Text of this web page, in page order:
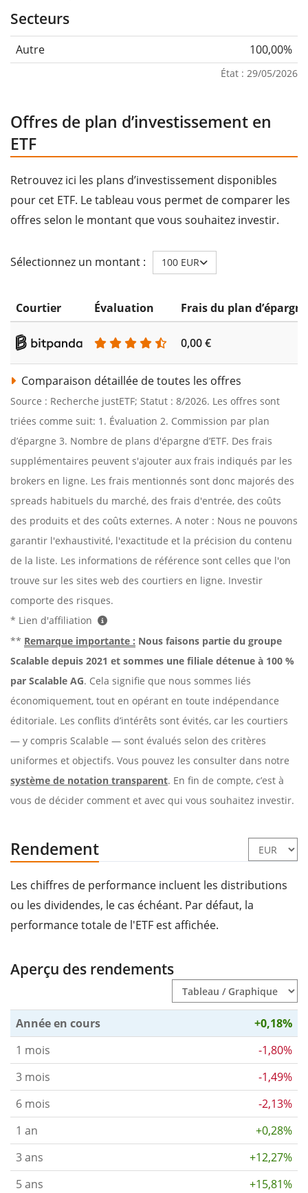
Secteurs
Autre 100,00%
État : 29/05/2026
Offres de plan d’investissement en
ETF
Retrouvez ici les plans d’investissement disponibles
pour cet ETF. Le tableau vous permet de comparer les
offres selon le montant que vous souhaitez investir.
Sélectionnez un montant : 100 EUR
Courtier Évaluation Frais du plan d’épargne
0,00 €
Comparaison détaillée de toutes les offres
Source : Recherche justETF; Statut : 8/2026. Les offres sont
triées comme suit: 1. Évaluation 2. Commission par plan
d’épargne 3. Nombre de plans d'épargne d’ETF. Des frais
supplémentaires peuvent s'ajouter aux frais indiqués par les
brokers en ligne. Les frais mentionnés sont donc majorés des
spreads habituels du marché, des frais d'entrée, des coûts
des produits et des coûts externes. A noter : Nous ne pouvons
garantir l'exhaustivité, l'exactitude et la précision du contenu
de la liste. Les informations de référence sont celles que l'on
trouve sur les sites web des courtiers en ligne. Investir
comporte des risques.
* Lien d'affiliation
** Remarque importante : Nous faisons partie du groupe
Scalable depuis 2021 et sommes une filiale détenue à 100 %
par Scalable AG. Cela signifie que nous sommes liés
économiquement, tout en opérant en toute indépendance
éditoriale. Les conflits d’intérêts sont évités, car les courtiers
— y compris Scalable — sont évalués selon des critères
uniformes et objectifs. Vous pouvez les consulter dans notre
système de notation transparent. En fin de compte, c’est à
vous de décider comment et avec qui vous souhaitez investir.
Rendement
Les chiffres de performance incluent les distributions
ou les dividendes, le cas échéant. Par défaut, la
performance totale de l'ETF est affichée.
Aperçu des rendements
Année en cours
+0,18%
1 mois
-1,80%
3 mois
-1,49%
6 mois
-2,13%
1 an
+0,28%
3 ans
+12,27%
5 ans
+15,81%